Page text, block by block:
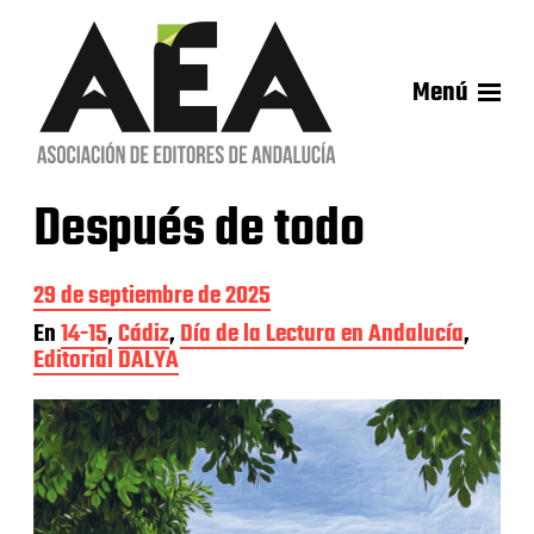
Menú
Después de todo
F
e
c
h
a
d
e
l
a
e
29 de septiembre de 2025
En14-15,Cádiz,Día de la Lectura en Andalucía,
Editorial DALYA